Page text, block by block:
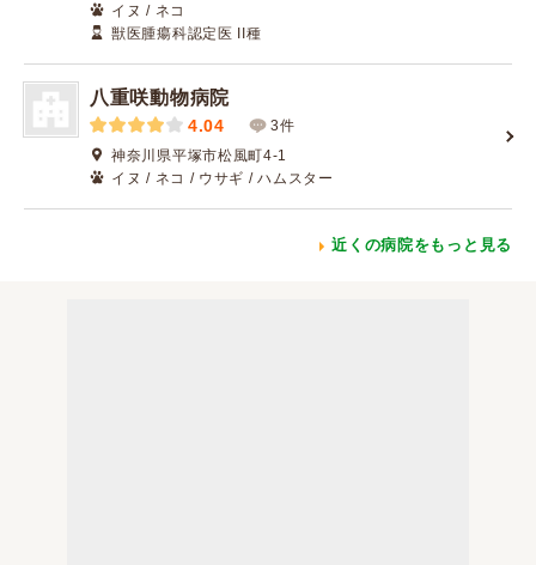
イヌ / ネコ
獣医腫瘍科認定医 II種
八重咲動物病院
4.04
3件
神奈川県平塚市松風町4-1
イヌ / ネコ / ウサギ / ハムスター
近くの病院をもっと見る